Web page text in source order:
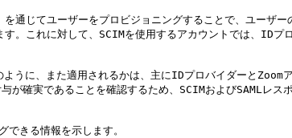
通じてユーザーをプロビジョニングすることで、ユーザ
。これに対して、SCIMを使用するアカウントでは、IDプ
うに、また適用されるかは、主にIDプロバイダーとZoom
確実であることを確認するため、SCIMおよびSAMLレス
きる情報を示します。